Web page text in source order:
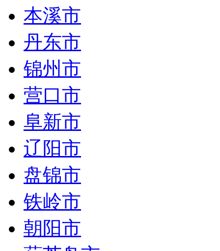
本溪市
丹东市
锦州市
营口市
阜新市
辽阳市
盘锦市
铁岭市
朝阳市